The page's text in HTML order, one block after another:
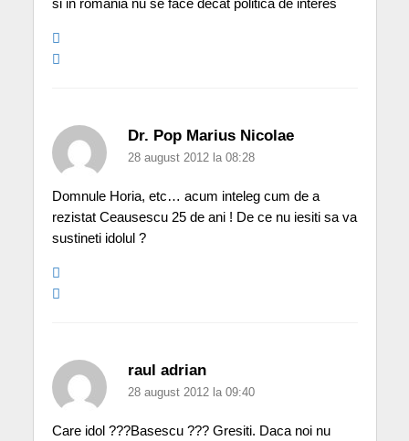
Dr. Pop Marius Nicolae
28 august 2012 la 08:28
Domnule Horia, etc… acum inteleg cum de a
rezistat Ceausescu 25 de ani ! De ce nu iesiti sa va
sustineti idolul ?
raul adrian
28 august 2012 la 09:40
Care idol ???Basescu ??? Gresiti. Daca noi nu